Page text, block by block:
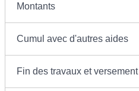
Montants
Cumul avec d'autres aides
Fin des travaux et versement